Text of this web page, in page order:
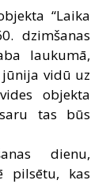
“Laika
dzimšanas
laukumā,
jūnija vidū uz
objekta
tas būs
dienu,
pilsētu, kas